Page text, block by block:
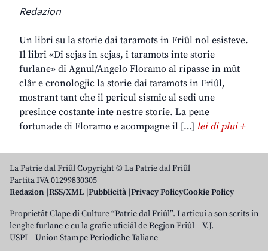
Redazion
Un libri su la storie dai taramots in Friûl nol esisteve.
Il libri «Di scjas in scjas, i taramots inte storie
furlane» di Agnul/Angelo Floramo al ripasse in mût
clâr e cronologjic la storie dai taramots in Friûl,
mostrant tant che il pericul sismic al sedi une
presince costante inte nestre storie. La pene
fortunade di Floramo e acompagne il […] lei di plui +
La Patrie dal Friûl Copyright © La Patrie dal Friûl
Partita IVA 01299830305
Redazion RSS/XML Pubblicità Privacy PolicyCookie Policy
Proprietât Clape di Culture “Patrie dal Friûl”. I articui a son scrits in
lenghe furlane e cu la grafie uficiâl de Regjon Friûl – V.J.
USPI – Union Stampe Periodiche Taliane